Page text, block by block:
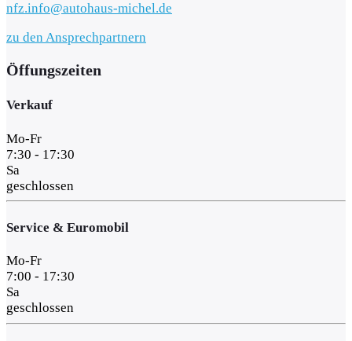
nfz.info@autohaus-michel.de
zu den Ansprechpartnern
Öffungszeiten
Verkauf
Mo-Fr
7:30 - 17:30
Sa
geschlossen
Service & Euromobil
Mo-Fr
7:00 - 17:30
Sa
geschlossen